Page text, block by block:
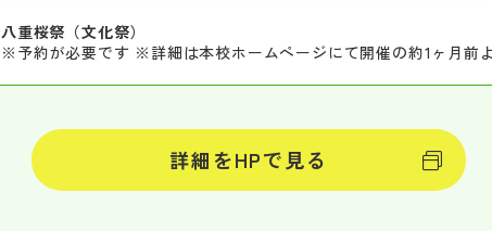
八重桜祭（文化祭）
※予約が必要です ※詳細は本校ホームページにて開催の約1ヶ月前
詳細をHPで見る